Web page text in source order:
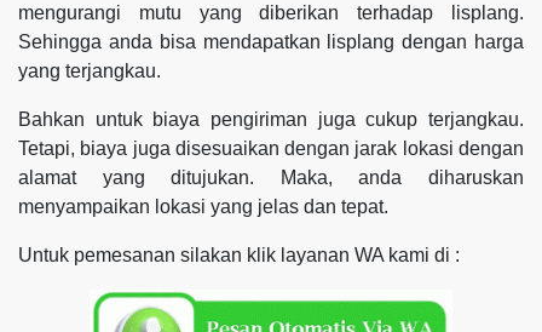
mengurangi mutu yang diberikan terhadap lisplang.
Sehingga anda bisa mendapatkan lisplang dengan harga
yang terjangkau.
Bahkan untuk biaya pengiriman juga cukup terjangkau.
Tetapi, biaya juga disesuaikan dengan jarak lokasi dengan
alamat yang ditujukan. Maka, anda diharuskan
menyampaikan lokasi yang jelas dan tepat.
Untuk pemesanan silakan klik layanan WA kami di :